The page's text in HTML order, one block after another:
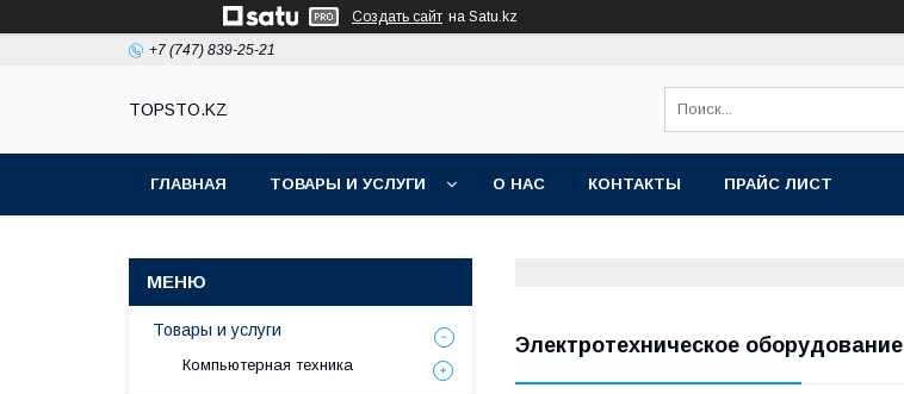
Создать сайт на Satu.kz
+7 (747) 839-25-21
TOPSTO.KZ
ГЛАВНАЯ ТОВАРЫ И УСЛУГИ О НАС КОНТАКТЫ ПРАЙС ЛИСТ
Электротехническое оборудование
Товары и услуги
Компьютерная техника